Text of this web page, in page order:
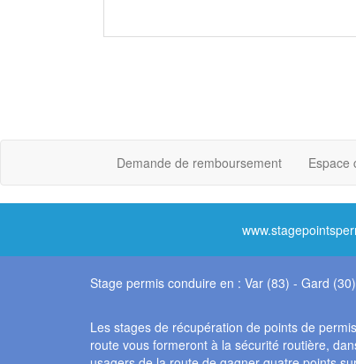
Demande de remboursement Espace
Stage permis conduire en : Var (83) - Gard (30)
Les stages de récupération de points de
route vous formeront à la sécurité routière,